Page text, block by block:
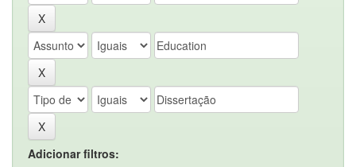
Adicionar filtros: